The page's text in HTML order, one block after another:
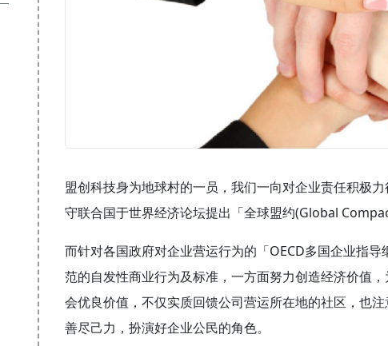
盟创科技身为地球村的一员，我们一向对企业责任积极
守联合国于世界经济论坛提出「全球盟约(Global
而针对各国政府对企业营运行为的「OECD多国企业指
范的自发性商业行为及标准，一方面努力创造经济价值
会优良价值，不仅实质回馈公司营运所在地的社区，也
善尽己力，扮演好企业公民的角色。